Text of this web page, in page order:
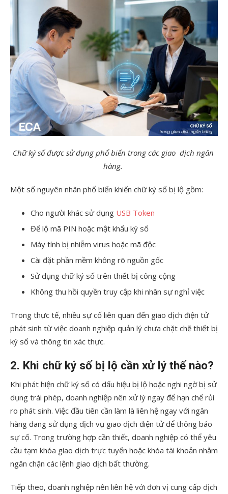
Chữ ký số được sử dụng phổ biến trong các giao dịch ngân
hàng.
Một số nguyên nhân phổ biến khiến chữ ký số bị lộ gồm:
Cho người khác sử dụng USB Token
Để lộ mã PIN hoặc mật khẩu ký số
Máy tính bị nhiễm virus hoặc mã độc
Cài đặt phần mềm không rõ nguồn gốc
Sử dụng chữ ký số trên thiết bị công cộng
Không thu hồi quyền truy cập khi nhân sự nghỉ việc
Trong thực tế, nhiều sự cố liên quan đến giao dịch điện tử
phát sinh từ việc doanh nghiệp quản lý chưa chặt chẽ thiết bị
ký số và thông tin xác thực.
2. Khi chữ ký số bị lộ cần xử lý thế nào?
Khi phát hiện chữ ký số có dấu hiệu bị lộ hoặc nghi ngờ bị sử
dụng trái phép, doanh nghiệp nên xử lý ngay để hạn chế rủi
ro phát sinh. Việc đầu tiên cần làm là liên hệ ngay với ngân
hàng đang sử dụng dịch vụ giao dịch điện tử để thông báo
sự cố. Trong trường hợp cần thiết, doanh nghiệp có thể yêu
cầu tạm khóa giao dịch trực tuyến hoặc khóa tài khoản nhằm
ngăn chặn các lệnh giao dịch bất thường.
Tiếp theo, doanh nghiệp nên liên hệ với đơn vị cung cấp dịch